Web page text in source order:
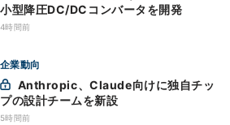
小型降圧DC/DCコンバータを開発
4時間前
企業動向
プの設計チームを新設
5時間前